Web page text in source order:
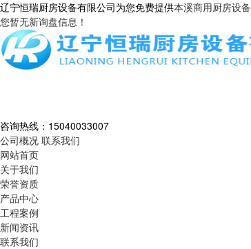
辽宁恒瑞厨房设备有限公司为您免费提供本溪商用厨房设备
您暂无新询盘信息！
咨询热线： 15040033007
公司概况 联系我们
网站首页
关于我们
荣誉资质
产品中心
工程案例
新闻资讯
联系我们